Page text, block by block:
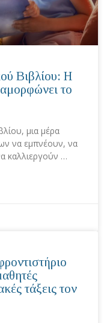
Βιβλίου: Η
το
μια μέρα
να εμπνέουν, να
καλλιεργούν …
τάξεις τον